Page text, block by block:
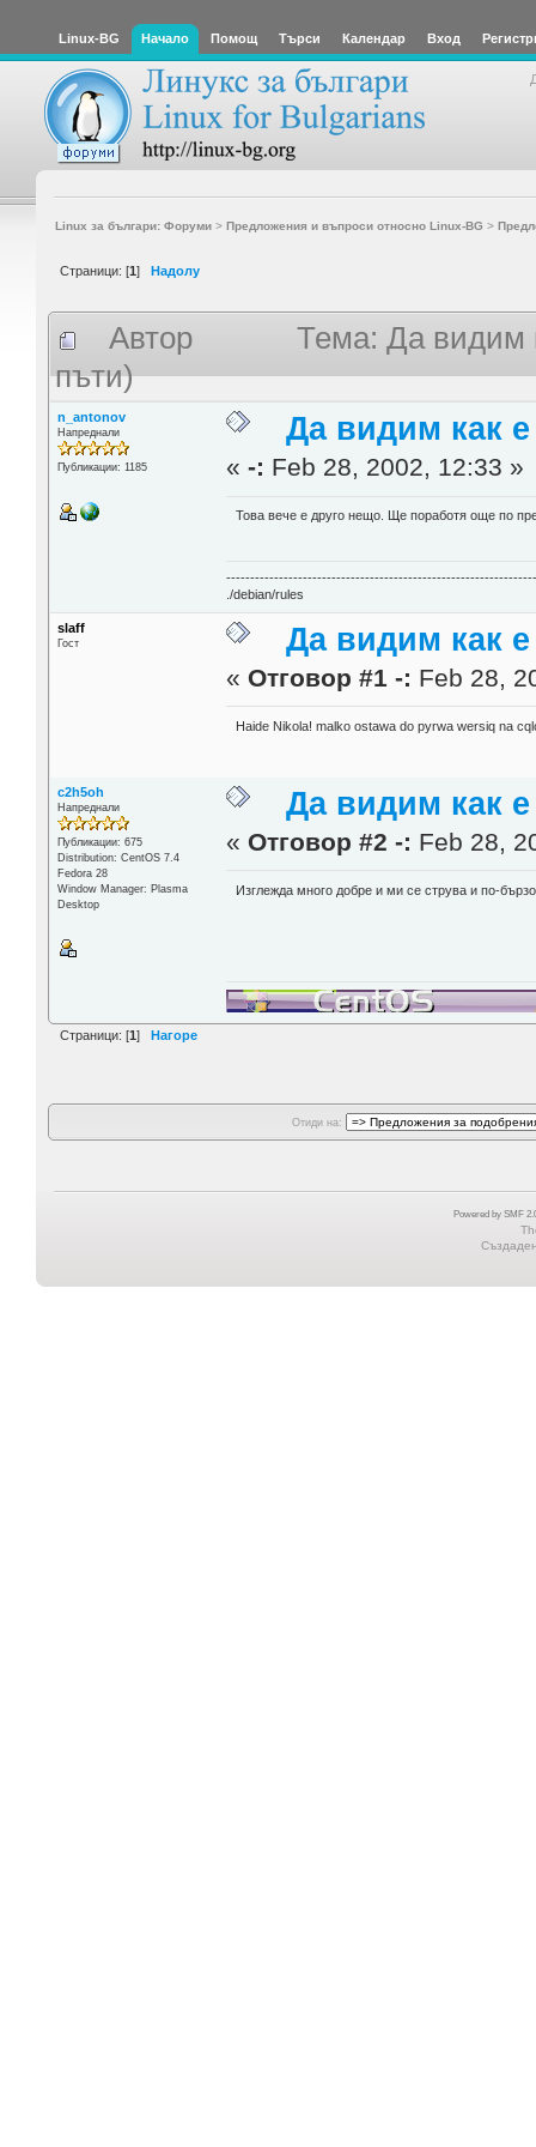
Linux-BG Начало Помощ Търси Календар Вход
Linux за българи: Форуми> Предложения и въпроси относно Linux-BG >
Страници: [1] Надолу
Автор
Тема: Да видим
пъти)
n_antonov
Напреднали
Публикации: 1185
Да видим как
«-: Feb 28, 2002, 12:33 »
Това вече е друго нещо. Ще поработя още по
./debian/rules
slaff
Гост Да видим как
« Отговор #1 -: Feb 28,
Haide Nikola! malko ostawa do pyrwa wersiq na
c2h5oh
Напреднали
Публикации: 675
Distribution: CentOS 7.4
Fedora 28
Window Manager: Plasma
Desktop
Да видим как
« Отговор #2 -: Feb 28,
Изглежда много добре и ми се струва и по-
Страници: [1] Нагоре
Отиди на:
Powered by SMF